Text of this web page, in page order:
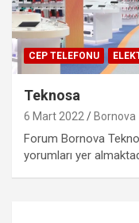
CEP TELEFONU
Teknosa
6 Mart 2022 Bornova
Forum Bornova
yorumları yer